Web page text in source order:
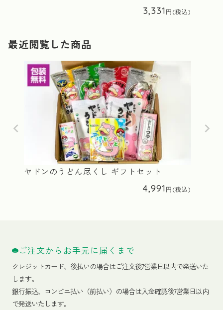
3,331
最近閲覧した商品
ヤドンのうどん尽くし ギフトセット
4,991
ご注文からお手元に届くまで
クレジットカード、 後払いの場合はご注文後7営業日以内で発送いた
します。
銀行振込、コンビニ払い（前払い）の場合は入金確認後7営業日以内
で発送いたします。